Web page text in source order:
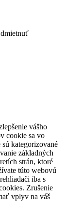
vášho
cookie sa vo
kategorizované
základných
strán, ktoré
túto webovú
iba s
Zrušenie
vplyv na váš